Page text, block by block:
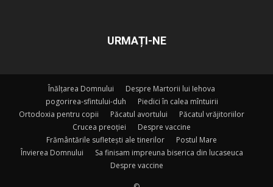
URMAȚI-NE
Înălțarea Domnului
Despre Martorii lui Iehova
pogorirea-sfintului-duh
Piedici în calea mîntuirii
Ortodoxia pentru copii
Păcatul avortului
Păcatul vrăjitoriilor
Crucea preoției
Despre vaccine
Frământările sufletești ale tinerilor
Postul Mare
Învierea Domnului
Sa finisam impreuna biserica din lucaseuca
Despre vaccine